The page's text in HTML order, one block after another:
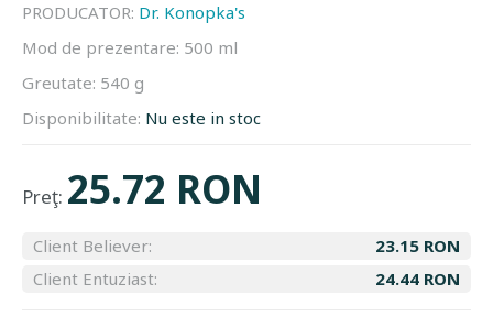
PRODUCATOR: Dr. Konopka's
Mod de prezentare: 500 ml
Greutate: 540 g
Disponibilitate: Nu este in stoc
Preţ: 25.72 RON
Client Believer:
23.15 RON
Client Entuziast:
24.44 RON